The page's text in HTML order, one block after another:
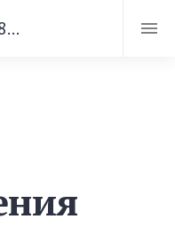
Том 1. Стихотворения 1908-1917